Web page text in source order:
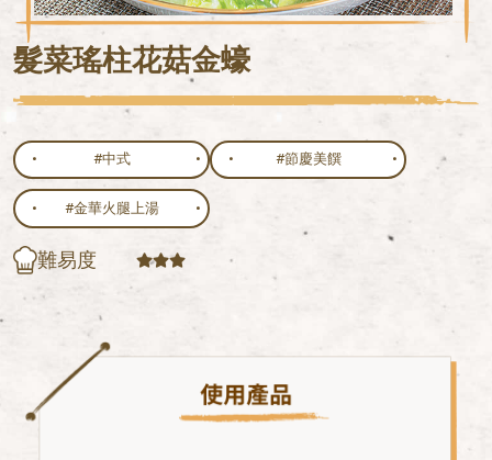
髮菜瑤柱花菇金蠔
#中式 #節慶美饌
#金華火腿上湯
難易度